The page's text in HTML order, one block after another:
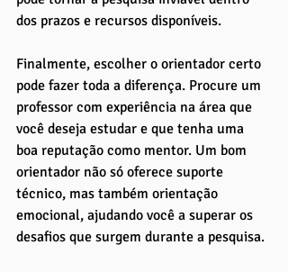
dos prazos e recursos disponíveis.
Finalmente, escolher o orientador certo
pode fazer toda a diferença. Procure um
professor com experiência na área que
você deseja estudar e que tenha uma
boa reputação como mentor. Um bom
orientador não só oferece suporte
técnico, mas também orientação
emocional, ajudando você a superar os
desafios que surgem durante a pesquisa.